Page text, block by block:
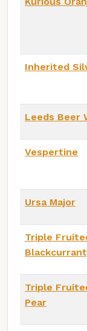
Inherited
Leeds Beer
Vespertine
Ursa Major
Triple
Triple
Pear